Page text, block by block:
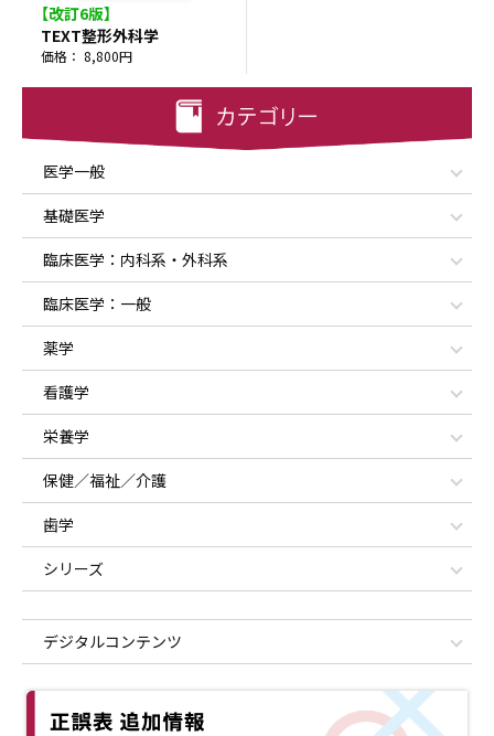
医学一般
基礎医学
臨床医学：内科系・外科系
臨床医学：一般
薬学
看護学
栄養学
保健／福祉／介護
歯学
シリーズ
デジタルコンテンツ
【改訂6版】
TEXT整形外科学
価格： 8,800円